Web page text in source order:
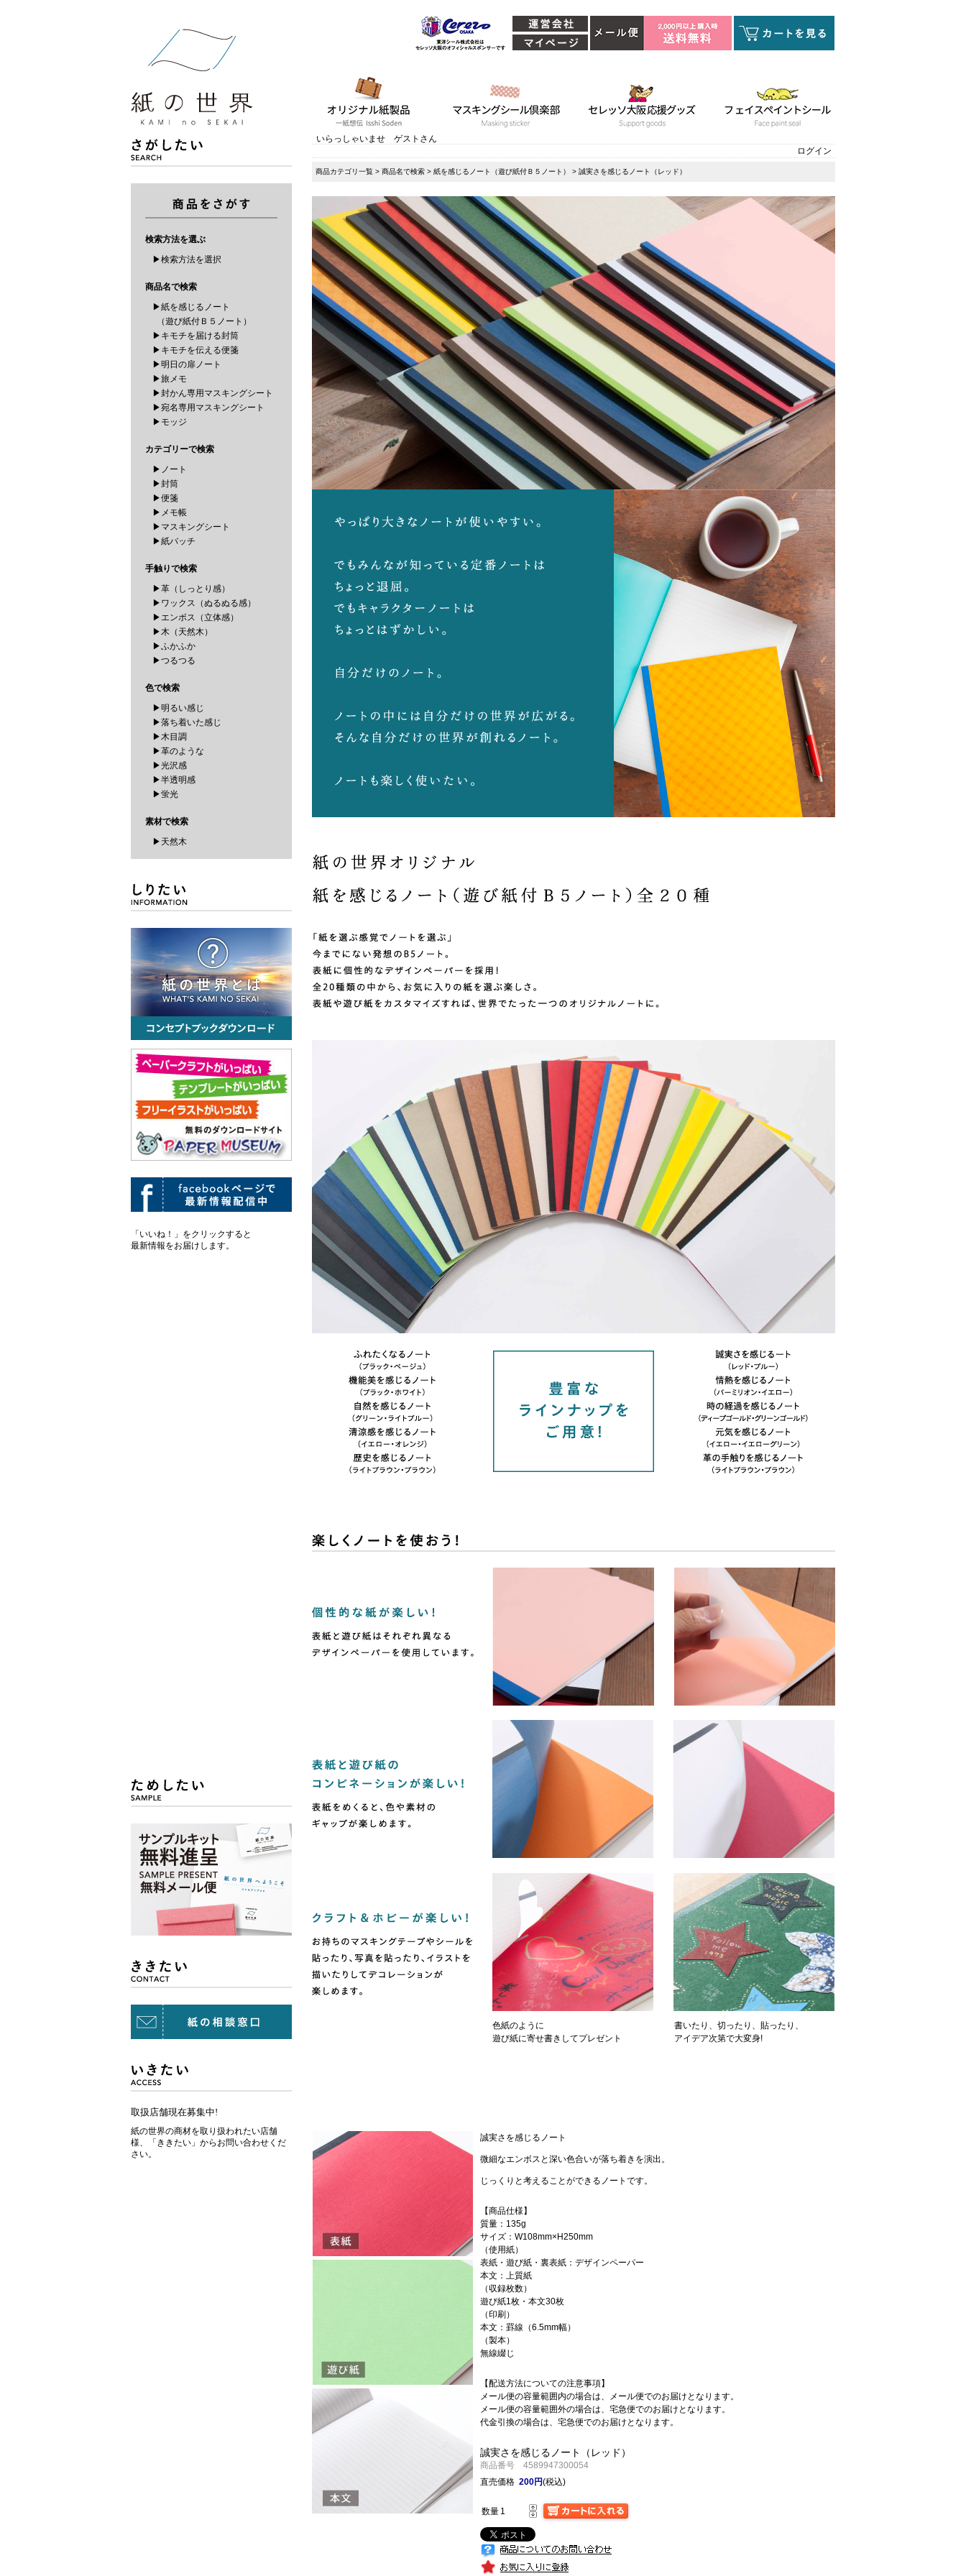
検索方法を選ぶ
▶検索方法を選択
商品名で検索
▶紙を感じるノート
（遊び紙付Ｂ５ノート）
▶キモチを届ける封筒
▶キモチを伝える便箋
▶明日の扉ノート
▶旅メモ
▶封かん専用マスキングシート
▶宛名専用マスキングシート
▶モッジ
カテゴリーで検索
▶ノート
▶封筒
▶便箋
▶メモ帳
▶マスキングシート
▶紙バッチ
手触りで検索
▶革（しっとり感）
▶ワックス（ぬるぬる感）
▶エンボス（立体感）
▶木（天然木）
▶ふかふか
▶つるつる
色で検索
▶明るい感じ
▶落ち着いた感じ
▶木目調
▶革のような
▶光沢感
▶半透明感
▶蛍光
素材で検索
▶天然木
「いいね！」をクリックすると
最新情報をお届けします。
取扱店舗現在募集中!
紙の世界の商材を取り扱われたい店舗
様、「ききたい」からお問い合わせくだ
さい。
いらっしゃいませ ゲストさん
ログイン
商品カテゴリ一覧 > 商品名で検索 > 紙を感じるノート（遊び紙付Ｂ５ノート） > 誠実さを感じるノート（レッド）
色紙のように
遊び紙に寄せ書きしてプレゼント
書いたり、切ったり、貼ったり、
アイデア次第で大変身!
誠実さを感じるノート
微細なエンボスと深い色合いが落ち着きを演出。
じっくりと考えることができるノートです。
【商品仕様】
質量：135g
サイズ：W108mm×H250mm
（使用紙）
表紙・遊び紙・裏表紙：デザインペーパー
本文：上質紙
（収録枚数）
遊び紙1枚・本文30枚
（印刷）
本文：罫線（6.5mm幅）
（製本）
無線綴じ
【配送方法についての注意事項】
メール便の容量範囲内の場合は、メール便でのお届けとなります。
メール便の容量範囲外の場合は、宅急便でのお届けとなります。
代金引換の場合は、宅急便でのお届けとなります。
誠実さを感じるノート（レッド）
商品番号 4589947300054
直売価格 200円(税込)
数量